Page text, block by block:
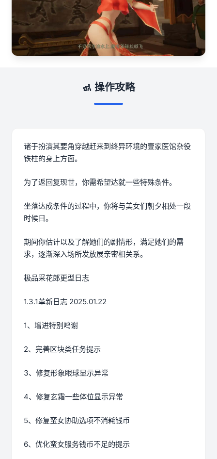
🚮 操作攻略
诸于扮演其要角穿越赶来到终异环境的壹家医馆杂役
铁柱的身上方面。
为了返回复现世，你需希望达就一些特殊条件。
坐落达成条件的过程中， 你将与美女们朝夕相处一段
时候日。
期间你估计以及了解她们的剧情形，满足她们的需
求，逐渐深入场所发放展亲密相关系。
极品采花郎更型日志
1.3.1革新日志 2025.01.22
1、增进特别鸣谢
2、完善区块类任务提示
3、修复形象眼球显示异常
4、修复玄霜一些体位显示异常
5、修复蛮女协助选项不消耗钱币
6、优化蛮女服务钱币不足的提示